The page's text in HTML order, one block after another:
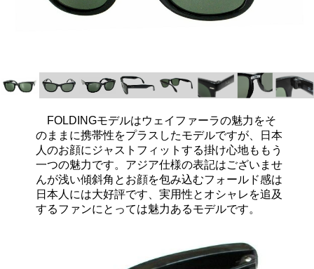
FOLDINGモデルはウェイファーラの魅力をそ
のままに携帯性をプラスしたモデルですが、日本
人のお顔にジャストフィットする掛け心地ももう
一つの魅力です。アジア仕様の表記はございませ
んが浅い傾斜角とお顔を包み込むフォールド感は
日本人には大好評です、実用性とオシャレを追及
するファンにとっては魅力あるモデルです。